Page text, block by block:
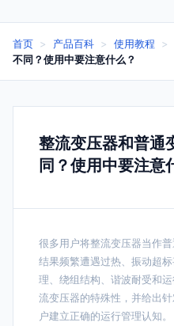
首页 > 产品百科 > 使用教程 >
不同？使用中要注意什么？
整流变压器和普通
同？使用中要注意
很多用户将整流变压器当作
结果频繁遭遇过热、振动超
理、绕组结构、谐波耐受和
流变压器的特殊性，并给出
户建立正确的运行管理认知。